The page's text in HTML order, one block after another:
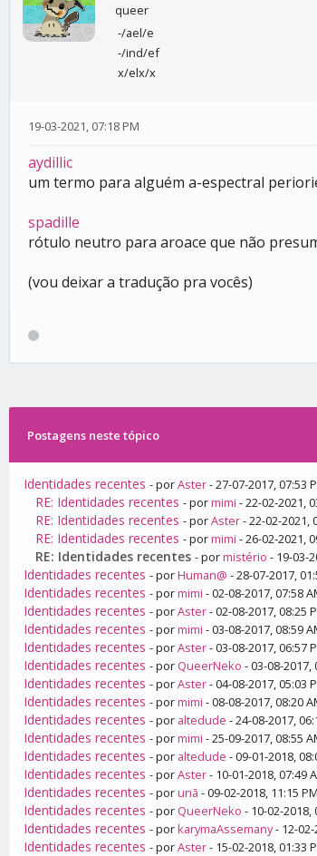
queer
-/ael/e
-/ind/ef
x/elx/x
19-03-2021, 07:18 PM
aydillic
um termo para alguém a-espectral
spadille
rótulo neutro para aroace que não
(vou deixar a tradução pra vocês)
Postagens neste tópico
Identidades recentes - porAster- 27-07-2017, 07:53
RE: Identidades recentes - pormimi - 22-02-2021,
RE: Identidades recentes - porAster- 22-02-2021,
RE: Identidades recentes - pormimi - 26-02-2021,
RE: Identidades recentes - pormistério - 19-03-
Identidades recentes - porHuman@ - 28-07-2017,
Identidades recentes - pormimi - 02-08-2017, 07:58
Identidades recentes - porAster- 02-08-2017, 08:25
Identidades recentes - pormimi - 03-08-2017, 08:59
Identidades recentes - porAster- 03-08-2017, 06:57
Identidades recentes - por QueerNeko - 03-08-2017,
Identidades recentes - porAster- 04-08-2017, 05:03
Identidades recentes - pormimi - 08-08-2017, 08:20
Identidades recentes - por altedude - 24-08-2017,
Identidades recentes - pormimi - 25-09-2017, 08:55
Identidades recentes - por altedude - 09-01-2018,
Identidades recentes - porAster- 10-01-2018, 07:49
Identidades recentes - porunã - 09-02-2018, 11:15 PM
Identidades recentes - por QueerNeko - 10-02-2018,
Identidades recentes - porkarymaAssemany- 12-02-
Identidades recentes - porAster- 15-02-2018, 01:33